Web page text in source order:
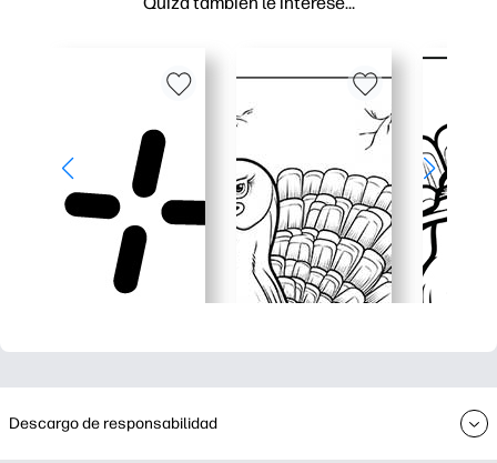
Descargo de responsabilidad